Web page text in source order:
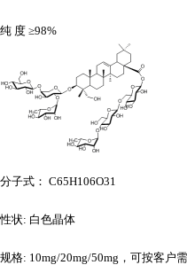
纯 度 ≥98%
分子式： C65H106O31
性状: 白色晶体
规格: 10mg/20mg/50mg，可按客户